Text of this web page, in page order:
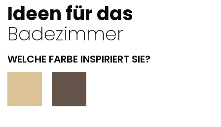
Ideen für das
Badezimmer
WELCHE FARBE INSPIRIERT SIE?